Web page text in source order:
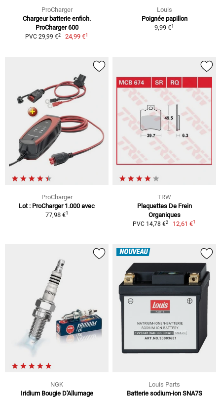
ProCharger
Chargeur batterie enfich.
ProCharger 600
PVC 29,99 €2 24,99 €1
Louis
Poignée papillon
9,99 €1
ProCharger
Lot : ProCharger 1.000 avec
77,98 €1
TRW
Plaquettes De Frein
Organiques
PVC 14,78 €2 12,61 €1
NGK
Iridium Bougie D'Allumage
NOUVEAU
Louis Parts
Batterie sodium-ion SNA7S